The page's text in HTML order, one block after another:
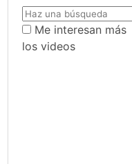
Me interesan más
los videos